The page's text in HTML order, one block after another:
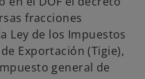
fracciones
Ley de los Impuestos
Exportación (Tigie),
general de